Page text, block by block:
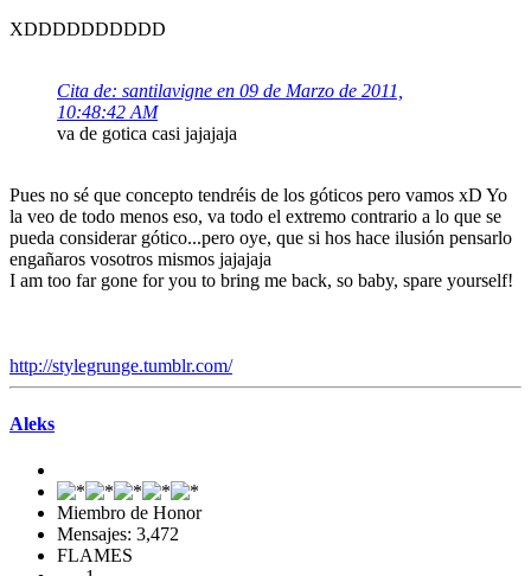
XDDDDDDDDDD
Cita de: santilavigne en 09 de Marzo de 2011,
10:48:42 AM
va de gotica casi jajajaja
Pues no sé que concepto tendréis de los góticos pero vamos xD Yo
la veo de todo menos eso, va todo el extremo contrario a lo que se
pueda considerar gótico...pero oye, que si hos hace ilusión pensarlo
engañaros vosotros mismos jajajaja
I am too far gone for you to bring me back, so baby, spare yourself!
http://stylegrunge.tumblr.com/
Aleks
Miembro de Honor
Mensajes: 3,472
FLAMES